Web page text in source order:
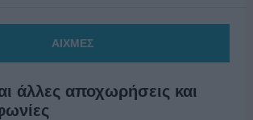
ΑΙΧΜΕΣ
άλλες αποχωρήσεις και